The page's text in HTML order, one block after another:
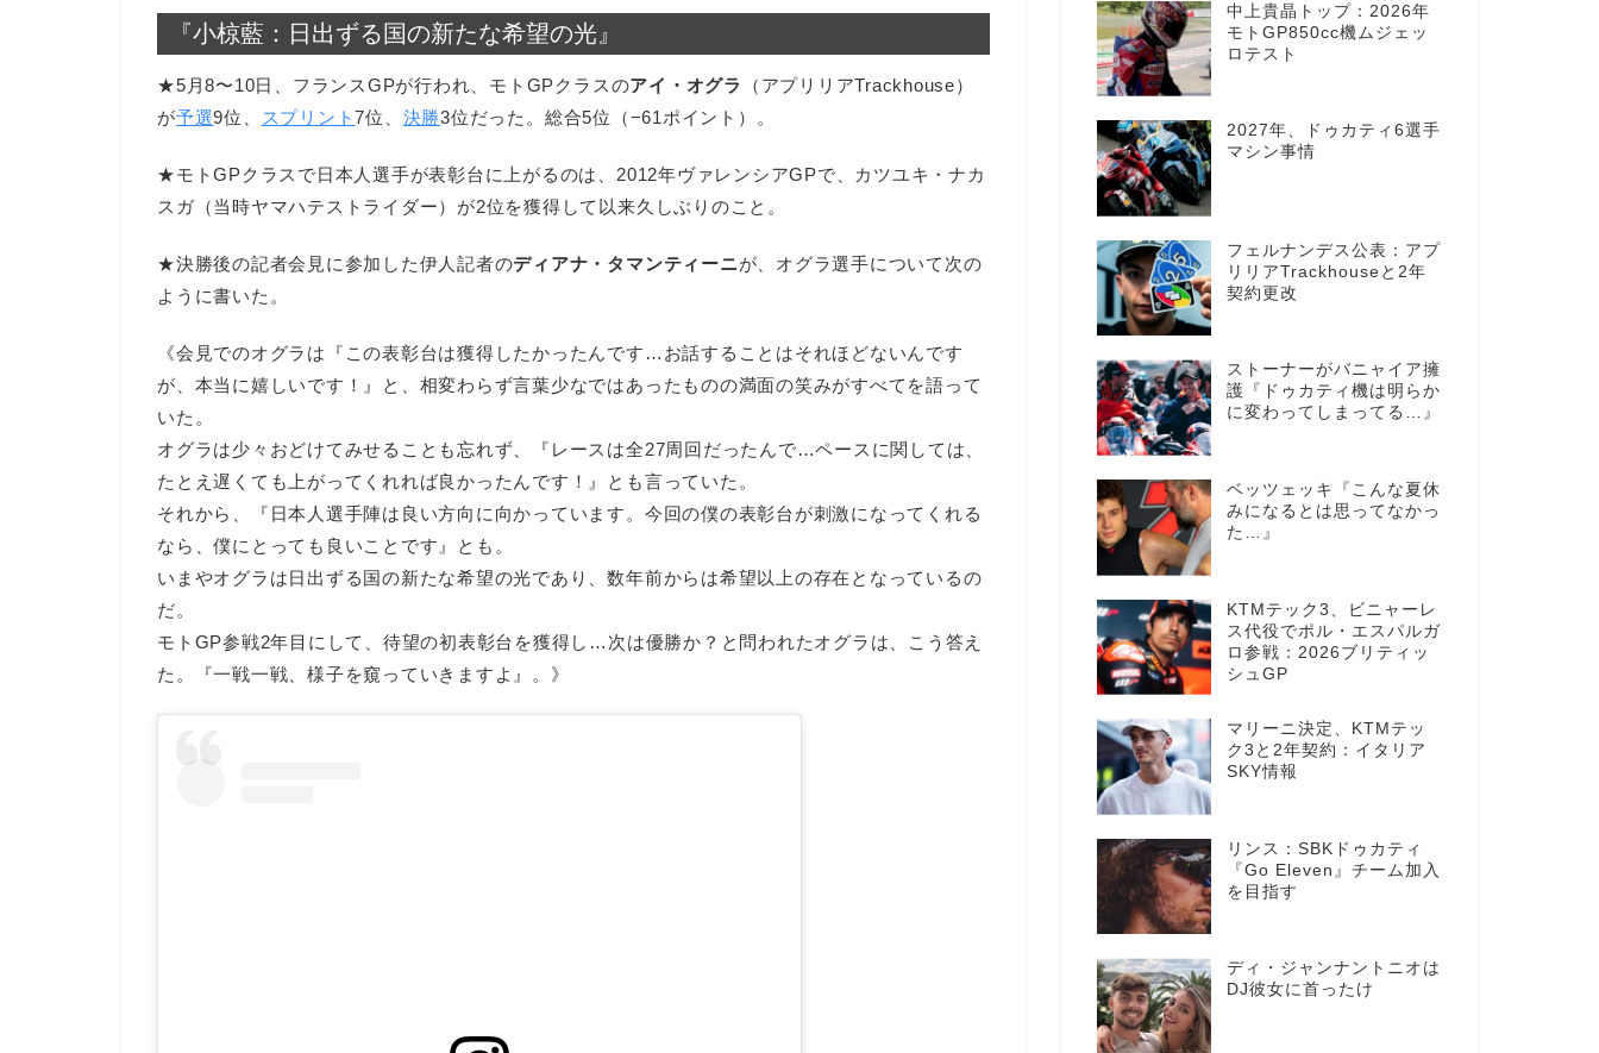
『小椋藍：日出ずる国の新たな希望の光』
★5月8〜10日、フランスGPが行われ、モトGPクラスのアイ・オグラ
（アプリリアTrackhouse）
が予選9位、 スプリント7位、 決勝3位だった。総合5位（−61ポイント）。
★モトGPクラスで日本人選手が表彰台に上がるのは、2012年ヴァレンシアGPで、カツユキ・ナカ
スガ（当時ヤマハテストライダー）が2位を獲得して以来久しぶりのこと。
★決勝後の記者会見に参加した伊人記者のディアナ・タマンティーニが、オグラ選手について次の
ように書いた。
《会見でのオグラは『この表彰台は獲得したかったんです…お話することはそれほどないんです
が、本当に嬉しいです！』と、相変わらず言葉少なではあったものの満面の笑みがすべてを語って
いた。
オグラは少々おどけてみせることも忘れず、『レースは全27周回だったんで…ペースに関しては、
たとえ遅くても上がってくれれば良かったんです！』とも言っていた。
それから、『日本人選手陣は良い方向に向かっています。今回の僕の表彰台が刺激になってくれる
なら、僕にとっても良いことです』とも。
いまやオグラは日出ずる国の新たな希望の光であり、数年前からは希望以上の存在となっているの
だ。
モトGP参戦2年目にして、待望の初表彰台を獲得し…次は優勝か？と問われたオグラは、こう答え
た。『一戦一戦、様子を窺っていきますよ』。》
中上貴晶トップ：2026年
モトGP850cc機ムジェッ
ロテスト
2027年、ドゥカティ6選手
マシン事情
フェルナンデス公表：アプ
リリアTrackhouseと2年
契約更改
ストーナーがバニャイア擁
護『ドゥカティ機は明らか
に変わってしまってる…』
ベッツェッキ『こんな夏休
みになるとは思ってなかっ
た…』
KTMテック3、ビニャーレ
ス代役でポル・エスパルガ
ロ参戦：2026ブリティッ
シュGP
マリーニ決定、KTMテッ
ク3と2年契約：イタリア
SKY情報
リンス：SBKドゥカティ
『Go Eleven』チーム加入
を目指す
ディ・ジャンナントニオは
DJ彼女に首ったけ